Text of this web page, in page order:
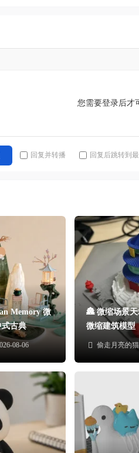
您需要登录后才
回复并转播 回复后跳转到
Memory 微
式古典
08-06
🏯 微缩场景
微缩建筑模型
偷走月亮的猫